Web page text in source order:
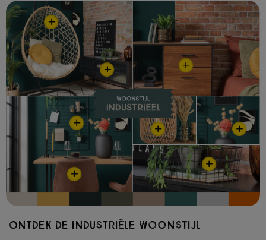
+
+ +
+
+ +
+
+
Ontdek de industriële woonstijl